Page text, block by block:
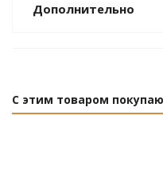
Дополнительно
С этим товаром